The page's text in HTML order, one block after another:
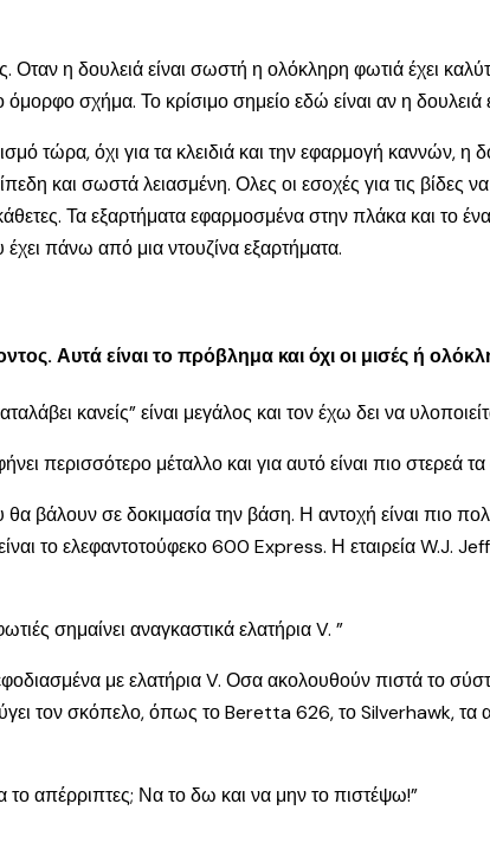
Οταν η δουλειά είναι σωστή η ολόκληρη φωτιά έχει
σχήμα. Το κρίσιμο σημείο εδώ είναι αν η δουλειά
τώρα, όχι για τα κλειδιά και την εφαρμογή καννών, η
και σωστά λειασμένη. Ολες οι εσοχές για τις βίδες
Τα εξαρτήματα εφαρμοσμένα στην πλάκα και το
πάνω από μια ντουζίνα εξαρτήματα.
Αυτά είναι το πρόβλημα και όχι οι μισές ή
κανείς” είναι μεγάλος και τον έχω δει να
περισσότερο μέταλλο και για αυτό είναι πιο στερεά
θα βάλουν σε δοκιμασία την βάση. Η αντοχή είναι πιο
το ελεφαντοτούφεκο 600 Express. Η εταιρεία W.J.
σημαίνει αναγκαστικά ελατήρια V. ”
με ελατήρια V. Οσα ακολουθούν πιστά το
τον σκόπελο, όπως το Beretta 626, το Silverhawk, τα
απέρριπτες; Να το δω και να μην το πιστέψω!”